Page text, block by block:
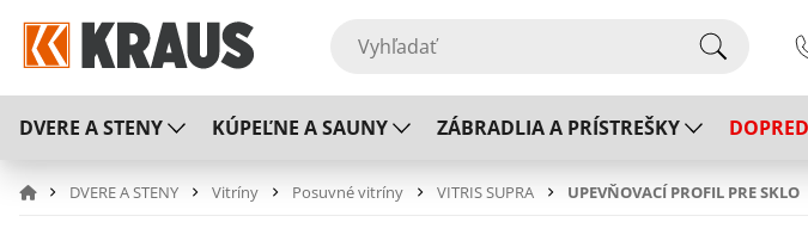
DVERE A STENY KÚPEĽNE A SAUNY ZÁBRADLIA A PRÍSTREŠKY
DVERE A STENY Vitríny Posuvné vitríny VITRIS SUPRA UPEVŇOVACÍ PROFIL PRE SKLO